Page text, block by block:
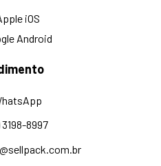
iOS
Android
3198-8997